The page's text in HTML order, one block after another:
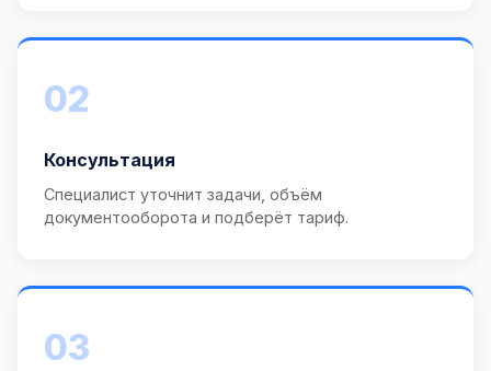
02
Консультация
Специалист уточнит задачи, объём
документооборота и подберёт тариф.
03